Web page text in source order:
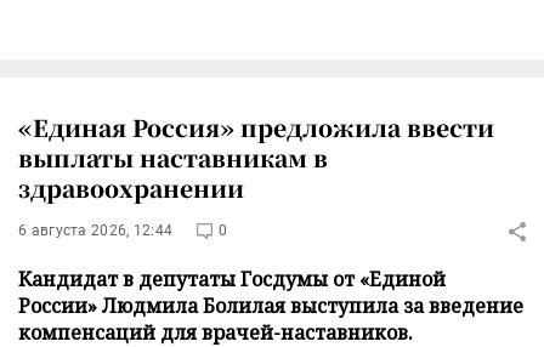
«Единая Россия» предложила ввести
выплаты наставникам в
здравоохранении
6 августа 2026, 12:44 0
Кандидат в депутаты Госдумы от «Единой
России» Людмила Болилая выступила за введение
компенсаций для врачей-наставников.